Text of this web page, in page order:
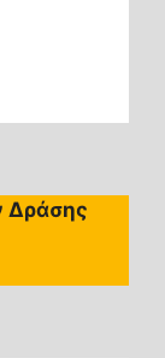
Δράσης